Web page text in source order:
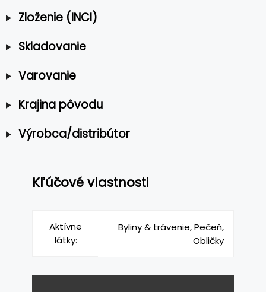
Zloženie (INCI)
Skladovanie
Varovanie
Krajina pôvodu
Výrobca/distribútor
Kľúčové vlastnosti
Aktívne
látky:
Byliny & trávenie, Pečeň,
Obličky